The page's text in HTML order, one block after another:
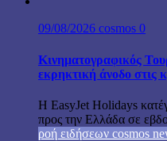
09/08/2026 cosmos 0
Κινηματογραφικός
εκρηκτική άνοδο στις
Η EasyJet Holidays
προς την Ελλάδα σε
ροή ειδήσεων cosmos